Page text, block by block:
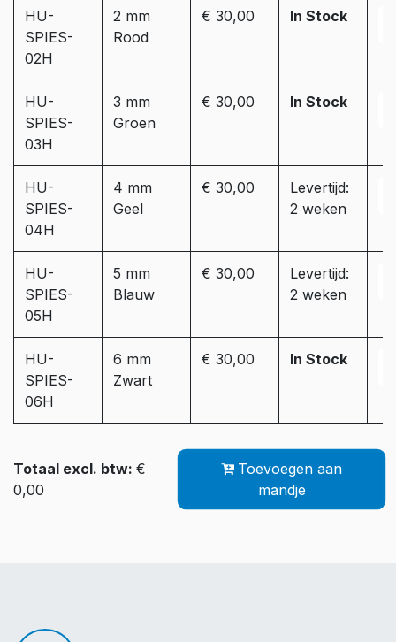
HU-
SPIES-
02H
2 mm
Rood
€ 30,00 In Stock
HU-
SPIES-
03H
3 mm
Groen
€ 30,00 In Stock
HU-
SPIES-
04H
4 mm
Geel
€ 30,00
Levertijd:
2 weken
HU-
SPIES-
05H
5 mm
Blauw
€ 30,00
Levertijd:
2 weken
HU-
SPIES-
06H
6 mm
Zwart
€ 30,00 In Stock
Totaal excl. btw: €
0,00
Toevoegen aan
mandje